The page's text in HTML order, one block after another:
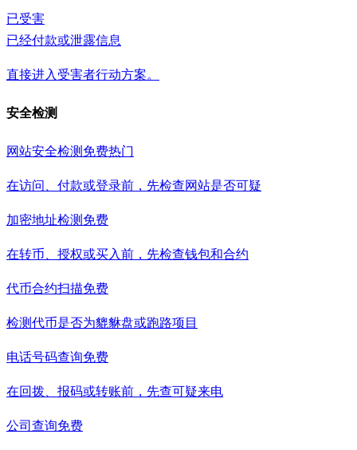
已受害
已经付款或泄露信息
直接进入受害者行动方案。
安全检测
网站安全检测 免费热门
在访问、付款或登录前，先检查网站是否可疑
加密地址检测 免费
在转币、授权或买入前，先检查钱包和合约
代币合约扫描免费
检测代币是否为貔貅盘或跑路项目
电话号码查询免费
在回拨、报码或转账前，先查可疑来电
公司查询免费